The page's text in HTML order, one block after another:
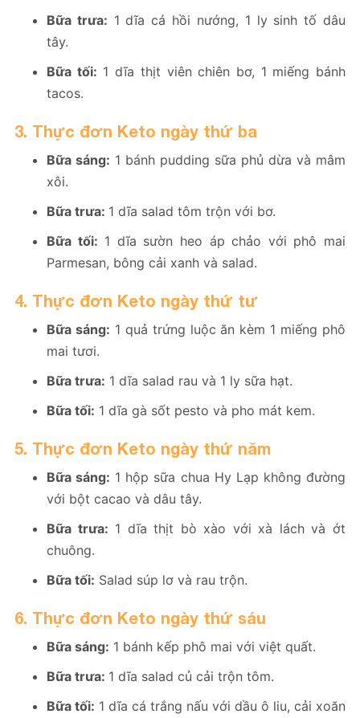
Bữa trưa: 1 dĩa cá hồi nướng, 1 ly sinh tố dâu
tây.
Bữa tối: 1 dĩa thịt viên chiên bơ, 1 miếng bánh
tacos.
3. Thực đơn Keto ngày thứ ba
Bữa sáng: 1 bánh pudding sữa phủ dừa và mâm
xôi.
Bữa trưa: 1 dĩa salad tôm trộn với bơ.
Bữa tối: 1 dĩa sườn heo áp chảo với phô mai
Parmesan, bông cải xanh và salad.
4. Thực đơn Keto ngày thứ tư
Bữa sáng: 1 quả trứng luộc ăn kèm 1 miếng phô
mai tươi.
Bữa trưa: 1 dĩa salad rau và 1 ly sữa hạt.
Bữa tối: 1 dĩa gà sốt pesto và pho mát kem.
5. Thực đơn Keto ngày thứ năm
Bữa sáng: 1 hộp sữa chua Hy Lạp không đường
với bột cacao và dâu tây.
Bữa trưa: 1 dĩa thịt bò xào với xà lách và ớt
chuông.
Bữa tối: Salad súp lơ và rau trộn.
6. Thực đơn Keto ngày thứ sáu
Bữa sáng: 1 bánh kếp phô mai với việt quất.
Bữa trưa: 1 dĩa salad củ cải trộn tôm.
Bữa tối: 1 dĩa cá trắng nấu với dầu ô liu, cải xoăn